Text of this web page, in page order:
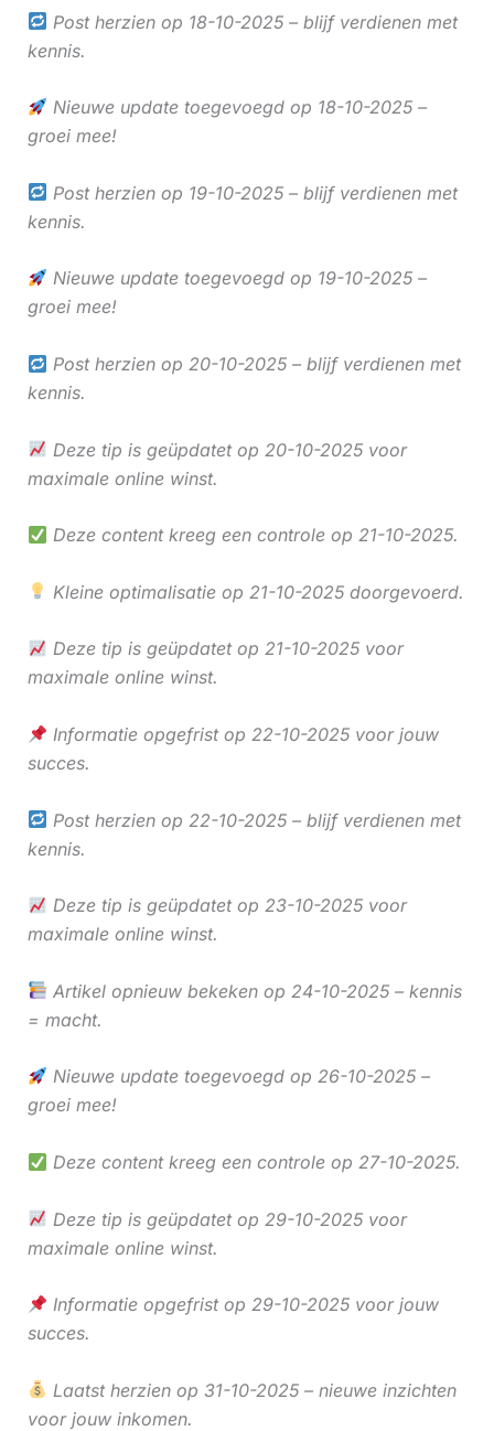
Post herzien op 18-10-2025 – blijf verdienen met
kennis.
Nieuwe update toegevoegd op 18-10-2025 –
groei mee!
Post herzien op 19-10-2025 – blijf verdienen met
kennis.
Nieuwe update toegevoegd op 19-10-2025 –
groei mee!
Post herzien op 20-10-2025 – blijf verdienen met
kennis.
Deze tip is geüpdatet op 20-10-2025 voor
maximale online winst.
Deze content kreeg een controle op 21-10-2025.
Kleine optimalisatie op 21-10-2025 doorgevoerd.
Deze tip is geüpdatet op 21-10-2025 voor
maximale online winst.
Informatie opgefrist op 22-10-2025 voor jouw
succes.
Post herzien op 22-10-2025 – blijf verdienen met
kennis.
Deze tip is geüpdatet op 23-10-2025 voor
maximale online winst.
Artikel opnieuw bekeken op 24-10-2025 – kennis
= macht.
Nieuwe update toegevoegd op 26-10-2025 –
groei mee!
Deze content kreeg een controle op 27-10-2025.
Deze tip is geüpdatet op 29-10-2025 voor
maximale online winst.
Informatie opgefrist op 29-10-2025 voor jouw
succes.
Laatst herzien op 31-10-2025 – nieuwe inzichten
voor jouw inkomen.